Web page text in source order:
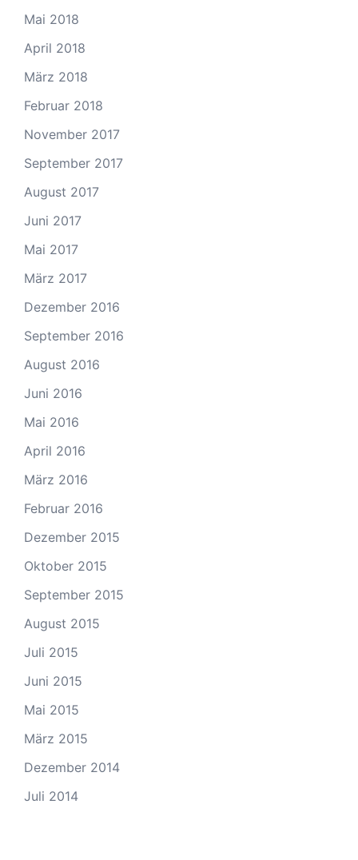
Mai 2018
April 2018
März 2018
Februar 2018
November 2017
September 2017
August 2017
Juni 2017
Mai 2017
März 2017
Dezember 2016
September 2016
August 2016
Juni 2016
Mai 2016
April 2016
März 2016
Februar 2016
Dezember 2015
Oktober 2015
September 2015
August 2015
Juli 2015
Juni 2015
Mai 2015
März 2015
Dezember 2014
Juli 2014